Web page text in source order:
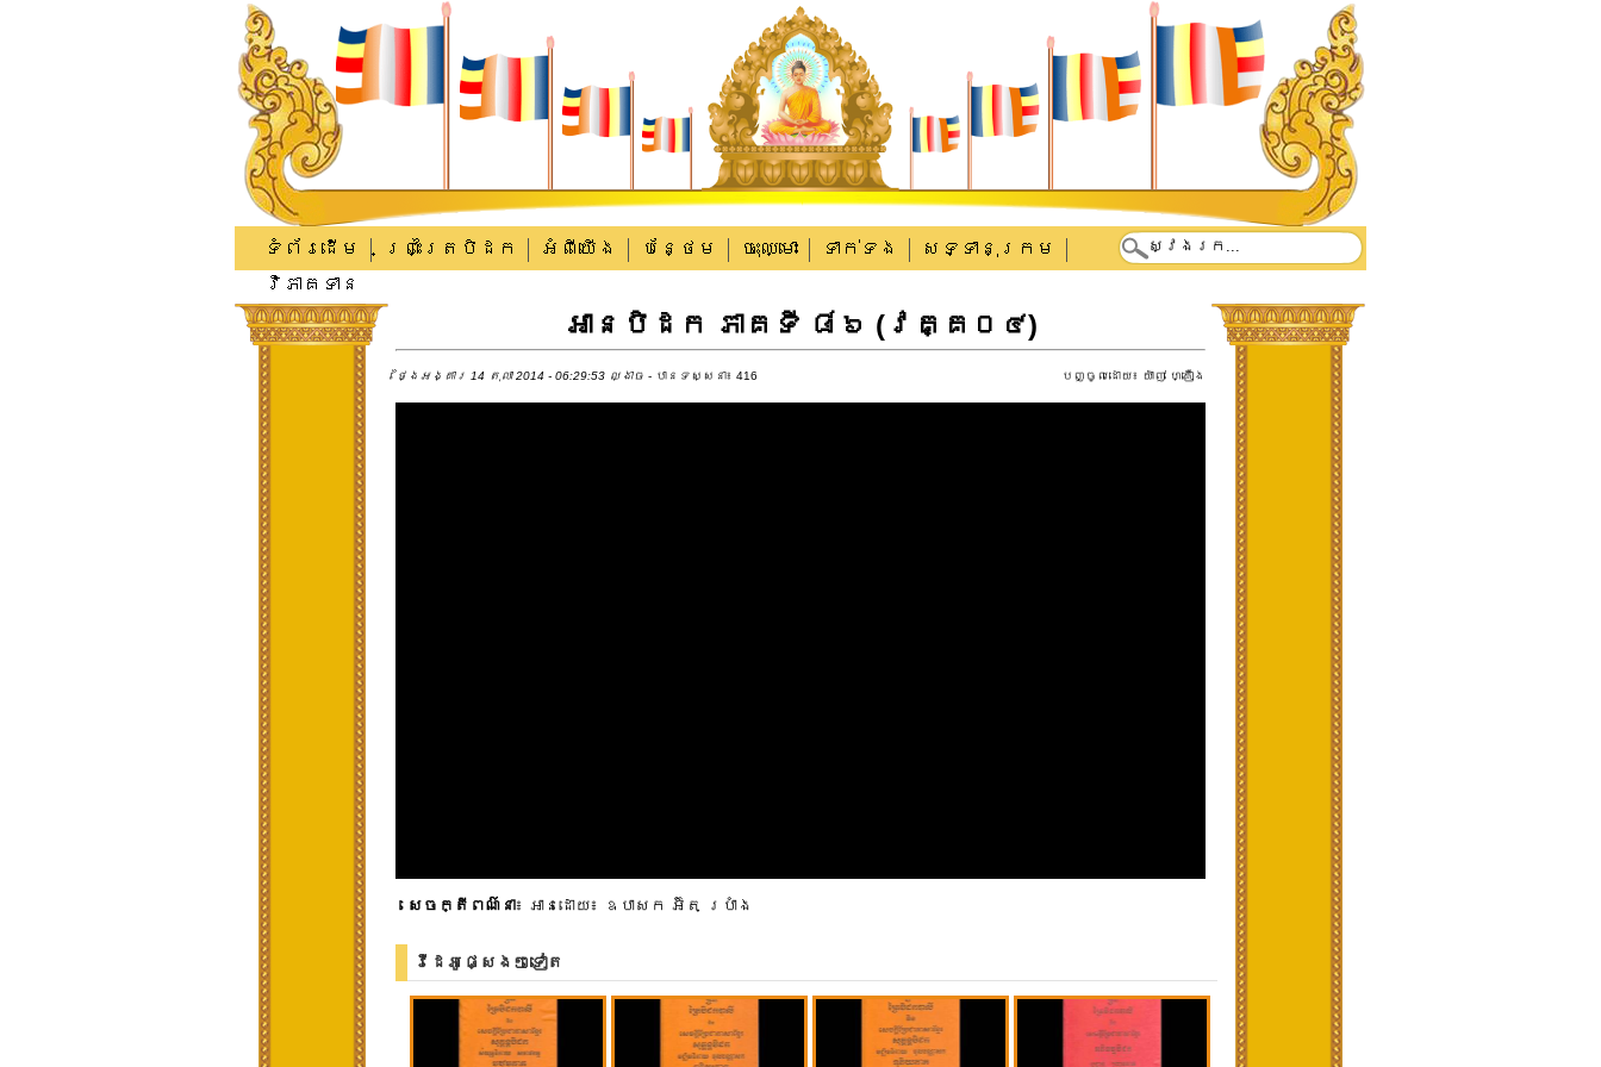
ទំព័រដើម ព្រះត្រៃបិដក អំពីយើង បន្ថែម ចុះឈ្មោះ ទាក់​ទង
សទ្ទានុក្រម
វិភាគទាន
អាន​បិដក ភាគទី ៨៦ (វគ្គ០៤)
ថ្ងៃអង្គារ 14 តុលា 2014 - 06:29:53 ល្ងាច - បានទស្សនា៖ 416 បញ្ចូលដោយ៖ យ៉ាញ់ ហ្គឿង
សេចក្តីពណ៌នា៖ អានដោយ៖ ឧបាសក អ៊ិត ប្រាំង
វីដេអូផ្សេងៗទៀត